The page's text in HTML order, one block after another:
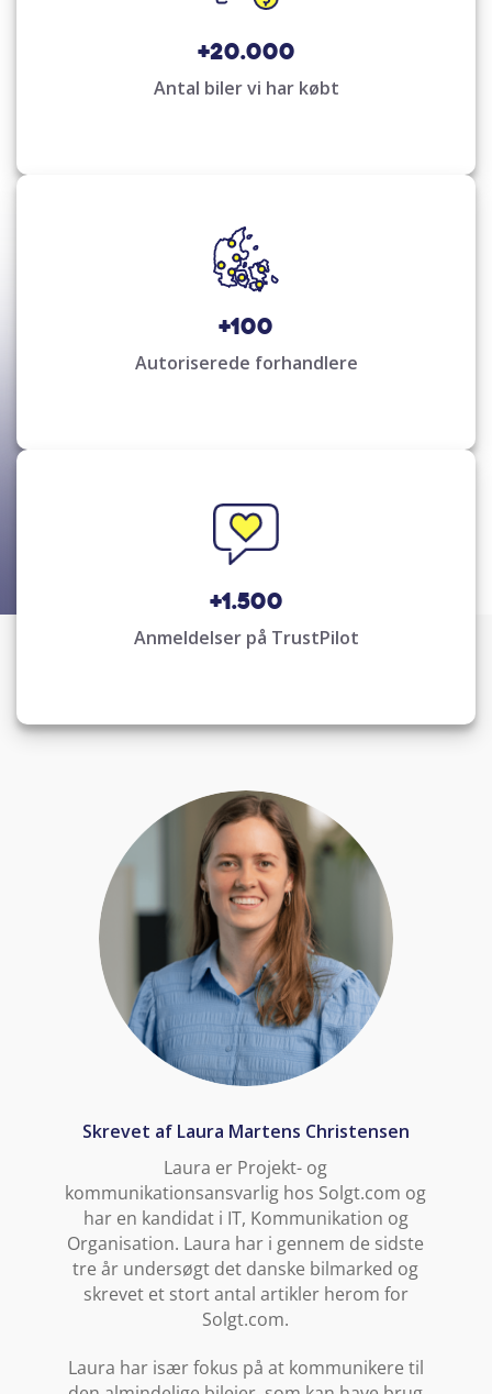
+20.000
Antal biler vi har købt
+100
Autoriserede forhandlere
+1.500
Anmeldelser på TrustPilot
Skrevet af Laura Martens Christensen
Laura er Projekt- og
kommunikationsansvarlig hos Solgt.com og
har en kandidat i IT, Kommunikation og
Organisation. Laura har i gennem de sidste
tre år undersøgt det danske bilmarked og
skrevet et stort antal artikler herom for
Solgt.com.
Laura har især fokus på at kommunikere til